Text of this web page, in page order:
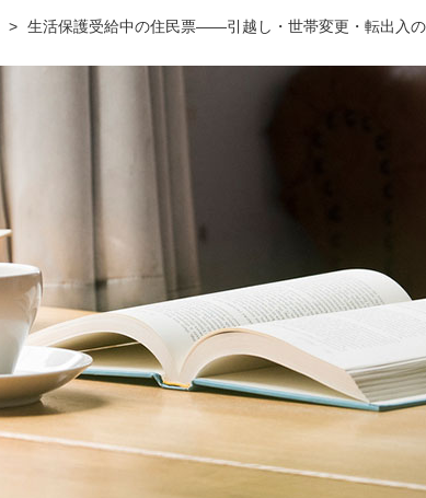
> 生活保護受給中の住民票——引越し・世帯変更・転出入